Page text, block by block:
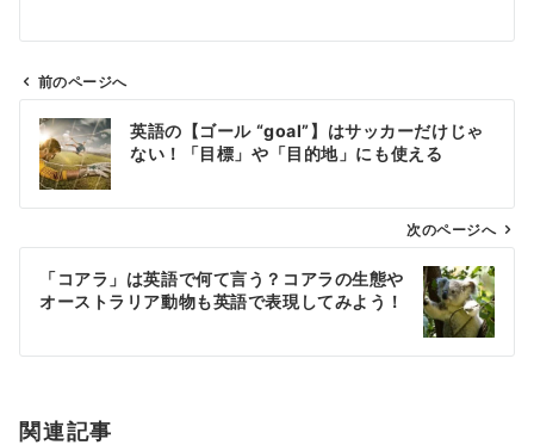
ン
前のページへ
英語の【ゴール “goal”】はサッカーだけじゃ
ない！「目標」や「目的地」にも使える
次のページへ
「コアラ」は英語で何て言う？コアラの生態や
オーストラリア動物も英語で表現してみよう！
関連記事